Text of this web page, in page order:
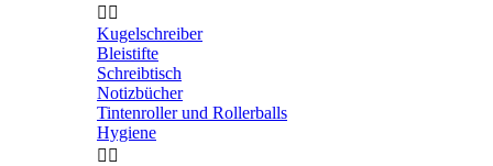
 
Kugelschreiber
Bleistifte
Schreibtisch
Notizbücher
Tintenroller und Rollerballs
Hygiene
 